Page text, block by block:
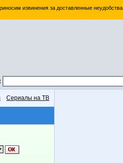
извинения за доставленные неудобства.
Сериалы на ТВ